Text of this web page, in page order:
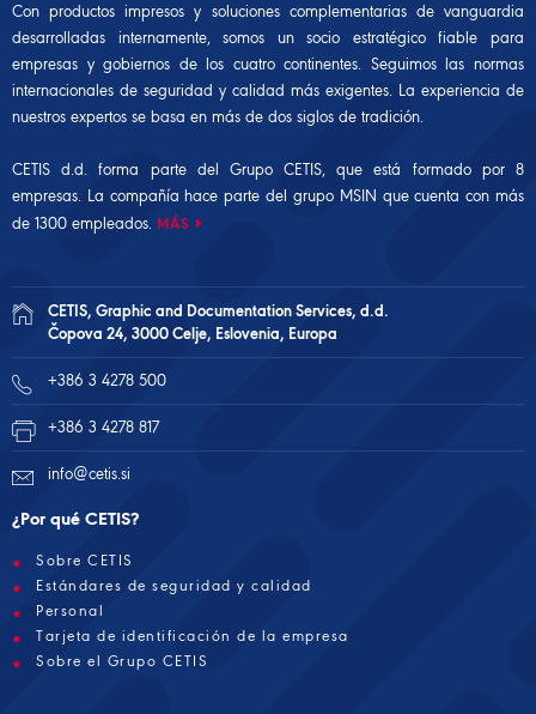
Con productos impresos y soluciones complementarias de vanguardia
desarrolladas internamente, somos un socio estratégico fiable para
empresas y gobiernos de los cuatro continentes. Seguimos las normas
internacionales de seguridad y calidad más exigentes. La experiencia de
nuestros expertos se basa en más de dos siglos de tradición.
CETIS d.d. forma parte del Grupo CETIS, que está formado por 8
empresas. La compañía hace parte del grupo MSIN que cuenta con más
de 1300 empleados. MÁS
CETIS, Graphic and Documentation Services, d.d.
Čopova 24, 3000 Celje, Eslovenia, Europa
+386 3 4278 500
+386 3 4278 817
info@cetis.si
¿Por qué CETIS?
Sobre CETIS
Estándares de seguridad y calidad
Personal
Tarjeta de identificación de la empresa
Sobre el Grupo CETIS